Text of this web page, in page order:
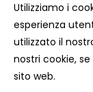
Copyright ©
diritti riservati
Utilizziamo i
esperienza
utilizzato il
nostri cookie,
sito web.